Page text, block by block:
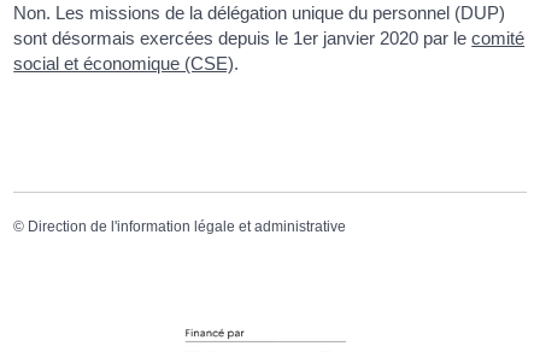
Non. Les missions de la délégation unique du personnel (DUP)
sont désormais exercées depuis le 1er janvier 2020 par lecomité
social et économique (CSE).
© Direction de l'information légale et administrative